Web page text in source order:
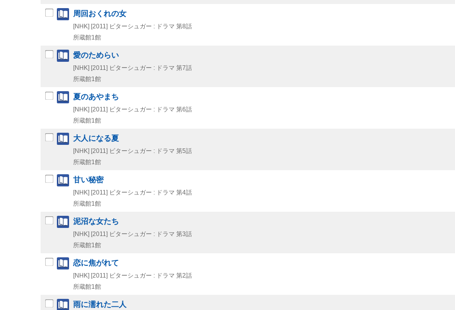
周回おくれの女
[NHK] [2011] ビターシュガー : ドラマ 第8話
所蔵館1館
愛のためらい
[NHK] [2011] ビターシュガー : ドラマ 第7話
所蔵館1館
夏のあやまち
[NHK] [2011] ビターシュガー : ドラマ 第6話
所蔵館1館
大人になる夏
[NHK] [2011] ビターシュガー : ドラマ 第5話
所蔵館1館
甘い秘密
[NHK] [2011] ビターシュガー : ドラマ 第4話
所蔵館1館
泥沼な女たち
[NHK] [2011] ビターシュガー : ドラマ 第3話
所蔵館1館
恋に焦がれて
[NHK] [2011] ビターシュガー : ドラマ 第2話
所蔵館1館
雨に濡れた二人